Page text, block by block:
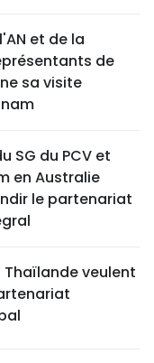
et de la
de
sa visite
SG du PCV et
en Australie
le partenariat
Thaïlande veulent